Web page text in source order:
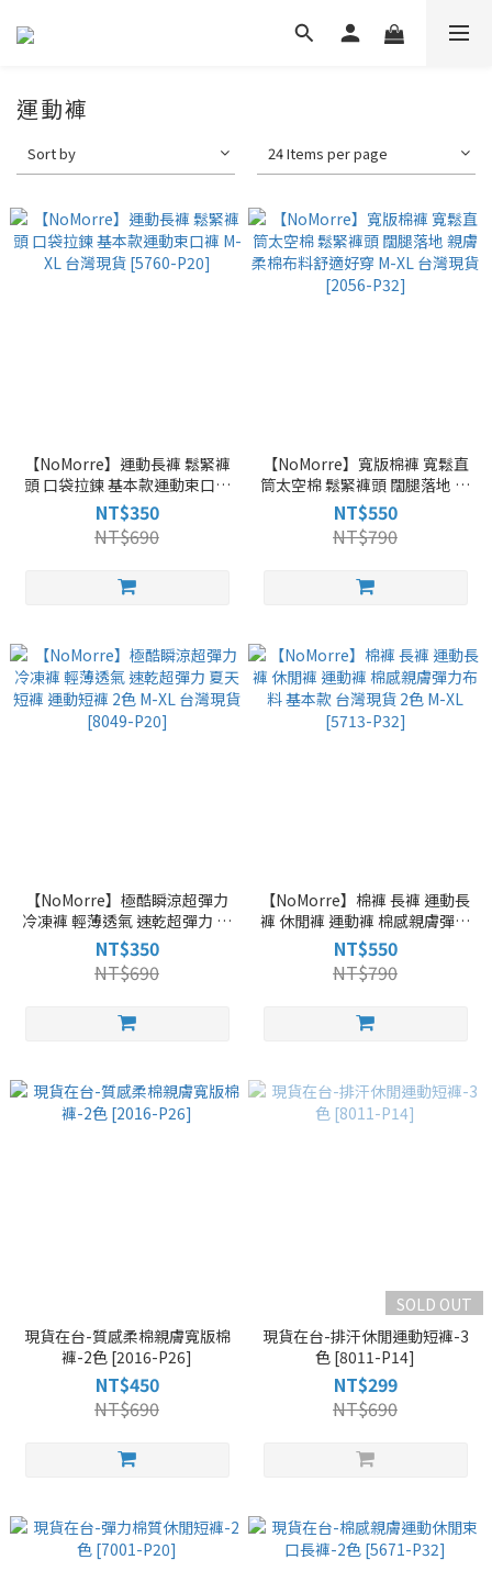
運動褲
Sort by 24 Items per page
【NoMorre】運動長褲 鬆緊褲
頭 口袋拉鍊 基本款運動束口褲
M-XL 台灣現貨 [5760-P20]
NT$350
NT$690
【NoMorre】寬版棉褲 寬鬆直
筒太空棉 鬆緊褲頭 闊腿落地 親
膚柔棉布料舒適好穿 M-XL 台灣
現貨 [2056-P32]
NT$550
NT$790
【NoMorre】極酷瞬涼超彈力
冷凍褲 輕薄透氣 速乾超彈力 夏
天短褲 運動短褲 2色 M-XL 台灣
現貨 [8049-P20]
NT$350
NT$690
【NoMorre】棉褲 長褲 運動長
褲 休閒褲 運動褲 棉感親膚彈力
布料 基本款 台灣現貨 2色 M-XL
[5713-P32]
NT$550
NT$790
現貨在台-質感柔棉親膚寬版棉
褲-2色 [2016-P26]
NT$450
NT$690
SOLD OUT
現貨在台-排汗休閒運動短褲-3
色 [8011-P14]
NT$299
NT$690